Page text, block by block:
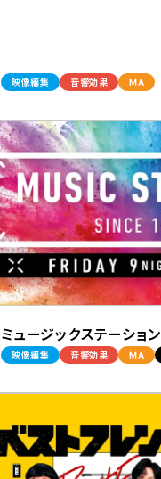
映像編集 音響効果 MA
ミュージックステーション
映像編集 音響効果 MA